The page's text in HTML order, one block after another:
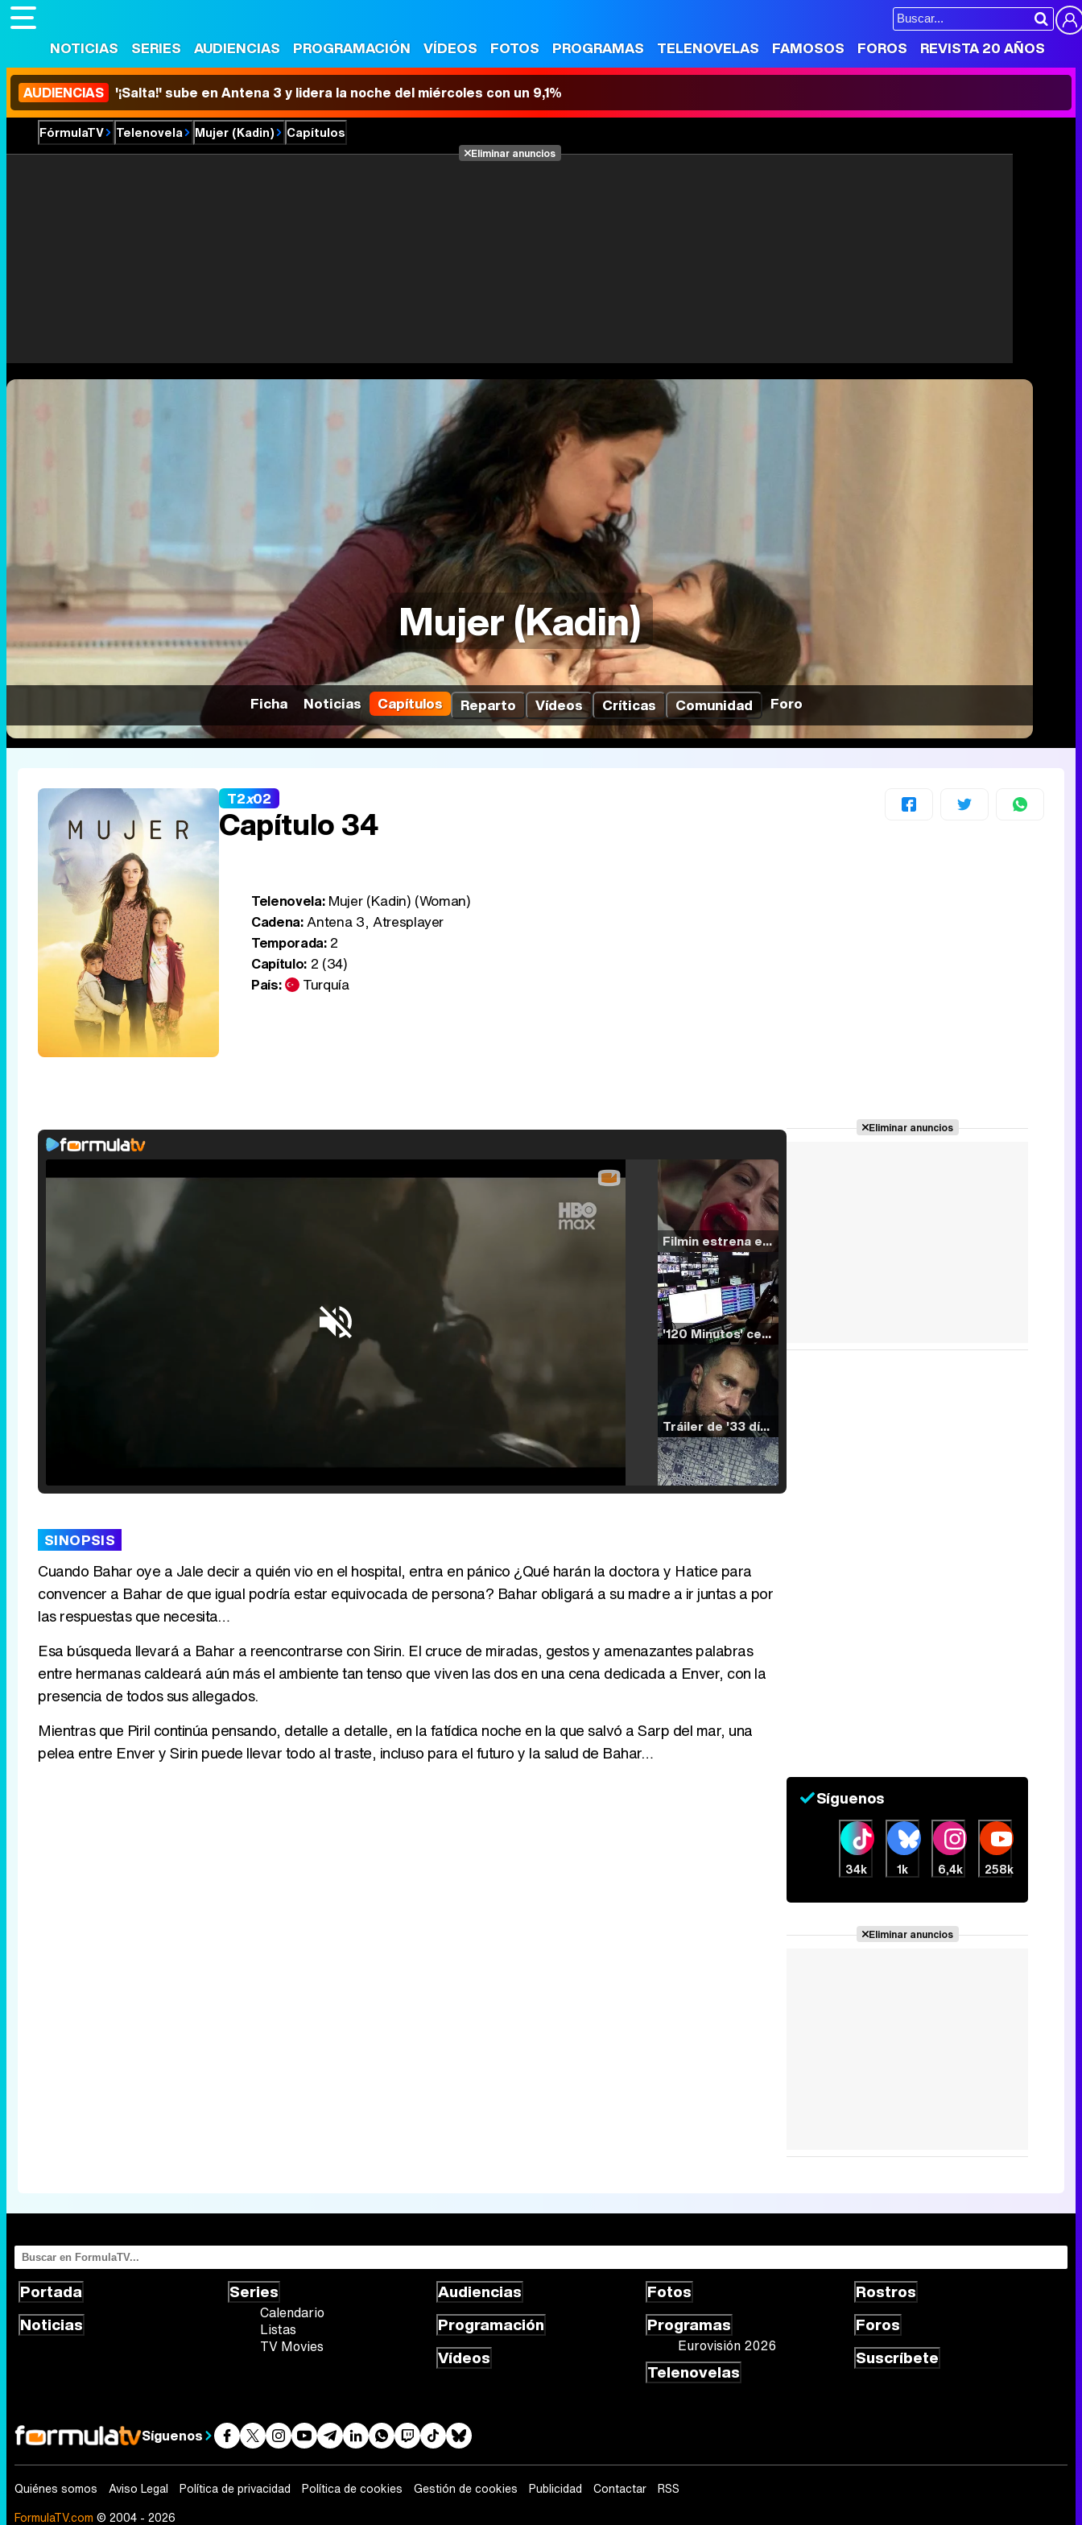
NOTICIAS SERIES AUDIENCIAS PROGRAMACIÓN VÍDEOS FOTOS PROGRAMAS TELENOVELAS FAMOSOS FOROS REVISTA 20 AÑOS
AUDIENCIAS '¡Salta!' sube en Antena 3 y lidera la noche del miércoles con un 9,1%
FórmulaTV Telenovela Mujer (Kadin) Capítulos
Eliminar anuncios
Mujer (Kadin)
Ficha Noticias Capítulos Reparto Vídeos Críticas Comunidad Foro
T2x02
Capítulo 34
Telenovela:Mujer (Kadin) (Woman)
Cadena:Antena 3, Atresplayer
Temporada:2
Capítulo:2 (34)
País:
Turquía
Filmin estrena el tráiler de 'Millennial Mal', su nueva comedia universitaria de la mano de Lorena Iglesias
'120 Minutos' celebra sus 2.000 programas en Telemadrid con un vídeo del día a día en la redacción
Tráiler de '33 días', la nueva serie de Atresplayer con Julián Villagrán y José Manuel Poga
SINOPSIS
Cuando Bahar oye a Jale decir a quién vio en el hospital, entra en pánico ¿Qué harán la doctora y Hatice para
convencer a Bahar de que igual podría estar equivocada de persona? Bahar obligará a su madre a ir juntas a por
las respuestas que necesita…
Esa búsqueda llevará a Bahar a reencontrarse con Sirin. El cruce de miradas, gestos y amenazantes palabras
entre hermanas caldeará aún más el ambiente tan tenso que viven las dos en una cena dedicada a Enver, con la
presencia de todos sus allegados.
Mientras que Piril continúa pensando, detalle a detalle, en la fatídica noche en la que salvó a Sarp del mar, una
pelea entre Enver y Sirin puede llevar todo al traste, incluso para el futuro y la salud de Bahar…
Eliminar anuncios
Síguenos
34k 1k 6,4k 258k
Eliminar anuncios
Portada
Noticias
Series
Calendario
Listas
TV Movies
Audiencias
Programación
Vídeos
Fotos
Programas
Eurovisión 2026
Telenovelas
Rostros
Foros
Suscríbete
Síguenos
Quiénes somos Aviso Legal Política de privacidad Política de cookies Gestión de cookies Publicidad Contactar
RSS
FormulaTV.com © 2004 - 2026